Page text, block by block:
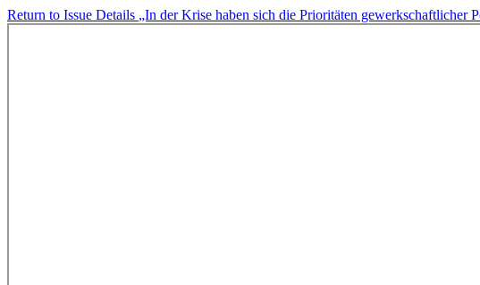
Return to Issue Details „In der Krise haben sich die Prioritäten gewerkschaftlicher